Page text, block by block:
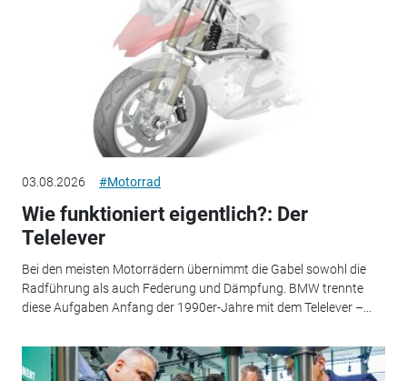
03.08.2026 #Motorrad
Wie funktioniert eigentlich?: Der
Telelever
Bei den meisten Motorrädern übernimmt die Gabel sowohl die
Radführung als auch Federung und Dämpfung. BMW trennte
diese Aufgaben Anfang der 1990er-Jahre mit dem Telelever –...